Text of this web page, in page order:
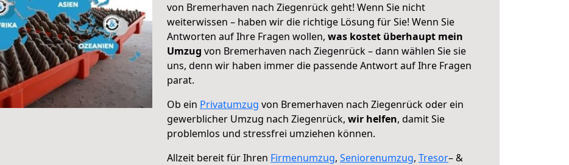
von Bremerhaven nach Ziegenrück geht! Wenn Sie nicht
weiterwissen – haben wir die richtige Lösung für Sie! Wenn Sie
Antworten auf Ihre Fragen wollen, was kostet überhaupt mein
Umzug von Bremerhaven nach Ziegenrück – dann wählen Sie sie
uns, denn wir haben immer die passende Antwort auf Ihre Fragen
parat.
Ob ein Privatumzug von Bremerhaven nach Ziegenrück oder ein
gewerblicher Umzug nach Ziegenrück, wir helfen, damit Sie
problemlos und stressfrei umziehen können.
Allzeit bereit für Ihren Firmenumzug, Seniorenumzug, Tresor– &